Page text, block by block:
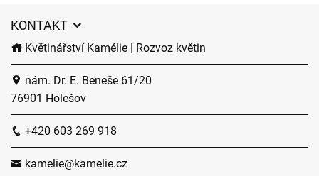
KONTAKT
Květinářství Kamélie | Rozvoz květin
nám. Dr. E. Beneše 61/20
76901 Holešov
+420 603 269 918
kamelie@kamelie.cz